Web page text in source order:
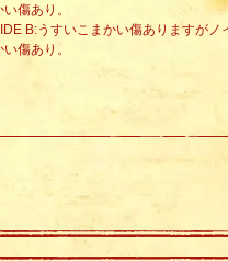
い傷あり。
B:うすいこまかい傷ありますが
い傷あり。